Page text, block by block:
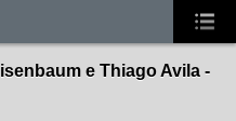
e Thiago Avila -